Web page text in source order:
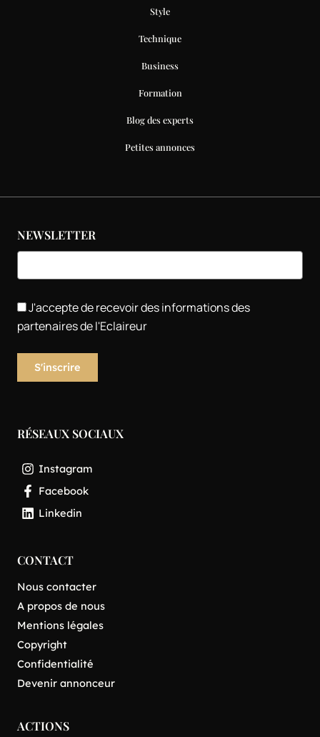
Style
Technique
Business
Formation
Blog des experts
Petites annonces
NEWSLETTER
J'accepte de recevoir des informations des
partenaires de l'Eclaireur
RÉSEAUX SOCIAUX
Instagram
Facebook
Linkedin
CONTACT
Nous contacter
A propos de nous
Mentions légales
Copyright
Confidentialité
Devenir annonceur
ACTIONS